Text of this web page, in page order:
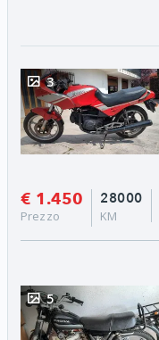
3
€ 1.450
Prezzo
28000
KM
5